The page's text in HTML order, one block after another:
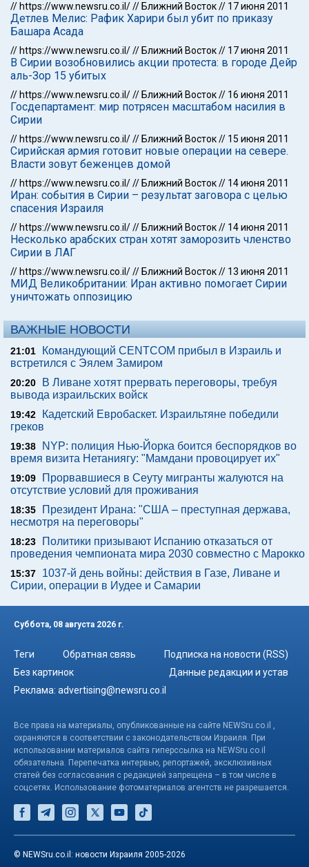
// https://www.newsru.co.il/// Ближний Восток// 17 июня 2011
Детлев Мелис: Рафик Харири был убит по приказу
Башара Асада
// https://www.newsru.co.il/// Ближний Восток// 17 июня 2011
В Сирии возобновились акции протеста: в городе Дейр
аль-Зор 15 убитых
// https://www.newsru.co.il/// Ближний Восток// 16 июня 2011
Госдепартамент: мир потрясен масштабом насилия в
Сирии
// https://www.newsru.co.il/// Ближний Восток// 15 июня 2011
Сирийская армия готовит новые операции на севере.
Власти зовут беженцев домой
// https://www.newsru.co.il/// Ближний Восток// 14 июня 2011
Иран: события в Сирии – результат заговора с целью
спасения Израиля
// https://www.newsru.co.il/// Ближний Восток// 14 июня 2011
Несколько арабских стран хотят заморозить членство
Сирии в ЛАГ
// https://www.newsru.co.il/// Ближний Восток// 13 июня 2011
МИД Великобритании: Иран активно помогает Сирии
уничтожать оппозицию
ВАЖНЫЕ НОВОСТИ
21:01
Командующий CENTCOM прибыл в Израиль и
встретился с Эялем Замиром
20:20
В Ливане хотят прервать переговоры, требуя
вывода израильских войск
19:42
Кадетский Евробаскет. Израильтяне победили
греков
19:38
NYP: полиция Нью-Йорка боится беспорядков во
время визита Нетаниягу: "Мамдани провоцирует их"
19:09
Прорвавшиеся в Сеуту мигранты жалуются на
отсутствие условий для проживания
18:35
Президент Ирана: "США – преступная держава,
несмотря на переговоры"
18:23
Политики призывают Испанию отказаться от
проведения чемпионата мира 2030 совместно с Марокко
15:37
1037-й день войны: действия в Газе, Ливане и
Сирии, операции в Иудее и Самарии
Суббота, 08 августа 2026 г.
Теги Обратная связь
Подписка на новости (RSS)
Без картинок
Данные редакции и устав
Реклама: advertising@newsru.co.il
Все права на материалы, опубликованные на сайте NEWSru.co.il ,
охраняются в соответствии с законодательством Израиля. При
использовании материалов сайта гиперссылка на NEWSru.co.il
обязательна. Перепечатка интервью, репортажей, эксклюзивных
статей без согласования с редакцией запрещена – в том числе в
соцсетях. Использование фотоматериалов агентств не разрешается.
© NEWSru.co.il: новости Израиля 2005-2026